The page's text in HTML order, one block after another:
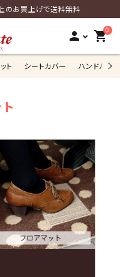
のお買上げで送料無料
person 0
shopping_cart
ト シートカバー ハンドルカ